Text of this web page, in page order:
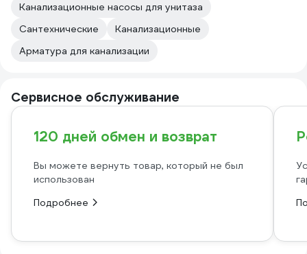
Канализационные насосы для унитаза
Сантехнические
Канализационные
Арматура для канализации
Сервисное обслуживание
120 дней обмен и возврат
Вы можете вернуть товар, который не был
использован
Подробнее